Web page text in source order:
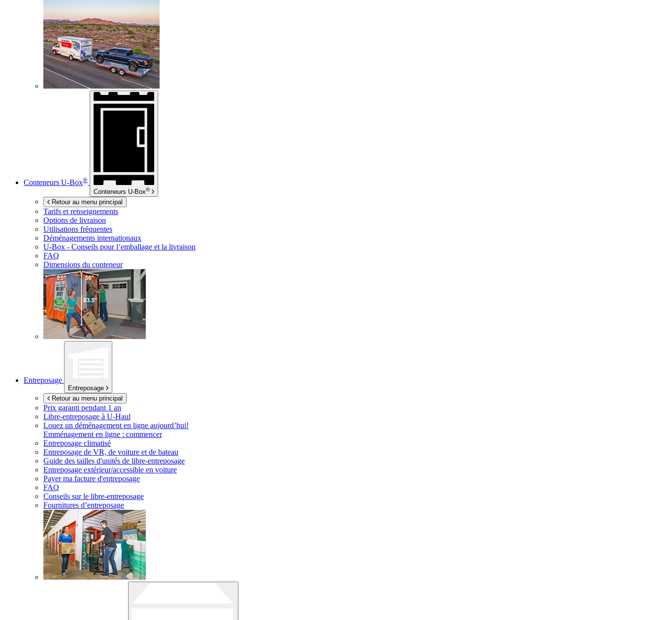
Conteneurs U-Box®
Conteneurs U-Box®
Retour au menu principal
Tarifs et renseignements
Options de livraison
Utilisations fréquentes
Déménagements internationaux
U-Box - Conseils pour l’emballage et la livraison
FAQ
Dimensions du conteneur
Entreposage
Entreposage
Retour au menu principal
Prix garanti pendant 1 an
Libre-entreposage à U-Haul
Louez un déménagement en ligne aujourd’hui!
Emménagement en ligne : commencer
Entreposage climatisé
Entreposage de VR, de voiture et de bateau
Guide des tailles d'unités de libre-entreposage
Entreposage extérieur/accessible en voiture
Payer ma facture d'entreposage
FAQ
Conseils sur le libre-entreposage
Fournitures d’entreposage